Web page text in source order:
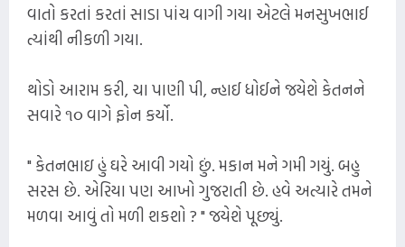
વાતો કરતાં કરતાં સાડા પાંચ વાગી ગયા એટલે મનસુખભાઈ
ત્યાંથી નીકળી ગયા.
થોડો આરામ કરી, ચા પાણી પી, ન્હાઈ ધોઈને જયેશે કેતનને
સવારે ૧૦ વાગે ફોન કર્યો.
" કેતનભાઇ હું ઘરે આવી ગયો છું. મકાન મને ગમી ગયું. બહુ
સરસ છે. એરિયા પણ આખો ગુજરાતી છે. હવે અત્યારે તમને
મળવા આવું તો મળી શકશો ? " જયેશે પૂછ્યું.